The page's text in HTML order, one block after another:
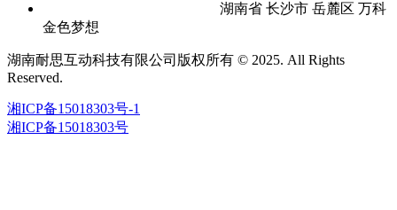
湖南省 长沙市 岳麓区 万科
金色梦想
湖南耐思互动科技有限公司版权所有 © 2025. All Rights
Reserved.
湘ICP备15018303号-1
湘ICP备15018303号